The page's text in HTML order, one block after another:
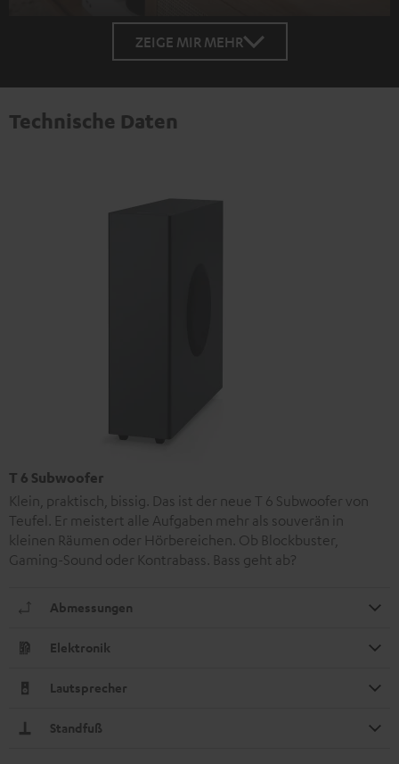
ZEIGE MIR MEHR
Technische Daten
T 6 Subwoofer
Klein, praktisch, bissig. Das ist der neue T 6 Subwoofer von
Teufel. Er meistert alle Aufgaben mehr als souverän in
kleinen Räumen oder Hörbereichen. Ob Blockbuster,
Gaming-Sound oder Kontrabass. Bass geht ab?
Abmessungen
Elektronik
Lautsprecher
Standfuß